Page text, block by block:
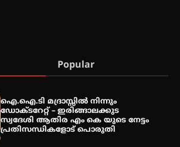
2026 കവിതാ ചർച്ച കാട്ടൂർ, ടി. കെ.
ബാലൻ ഹാളിൽ 16ന്
Popular
ഐ.ഐ.ടി മദ്രാസ്സിൽ നിന്നും
ഡോക്ടറേറ്റ് – ഇരിങ്ങാലക്കുട
സ്വദേശി ആതിര എം കെ യുടെ നേട്ടം
പ്രതിസന്ധികളോട് പൊരുതി